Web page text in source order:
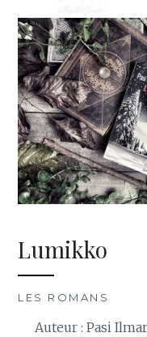
Lumikko
LES ROMANS
Auteur : Pasi